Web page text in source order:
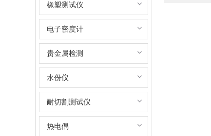
橡塑测试仪
电子密度计
贵金属检测
水份仪
耐切割测试仪
热电偶